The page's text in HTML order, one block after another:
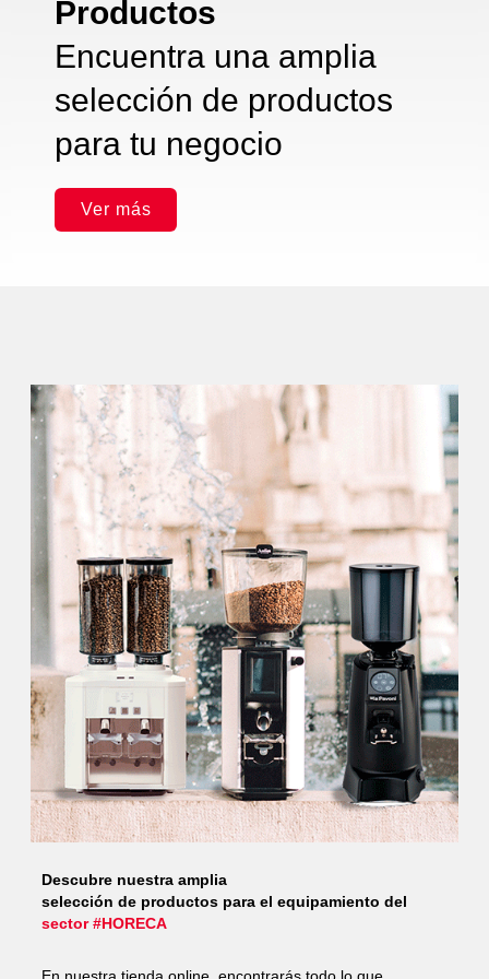
Productos
Encuentra una amplia
selección de productos
para tu negocio
Ver más
Descubre nuestra amplia
selección de productos para el equipamiento del
sector #HORECA